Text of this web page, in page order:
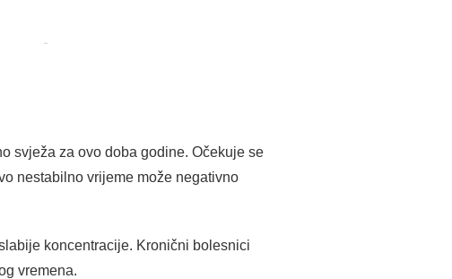
svježa za ovo doba godine. Očekuje se
nestabilno vrijeme može negativno
koncentracije. Kronični bolesnici
vremena.